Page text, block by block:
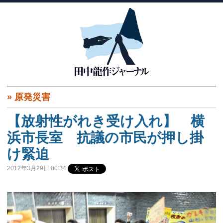
» 原発災害
【放射性がれき受け入れ】 横
浜市長室 抗議の市民が押し掛
け緊迫
2012年3月29日 00:34